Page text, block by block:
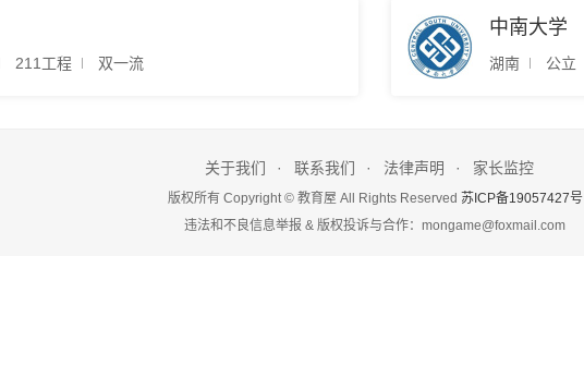
211工程 双一流
中南大学
湖南 公立
关于我们 联系我们 法律声明 家长监控
版权所有 Copyright © 教育屋 All Rights Reserved 苏ICP备19057427号
违法和不良信息举报 & 版权投诉与合作：mongame@foxmail.com